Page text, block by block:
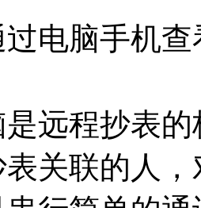
电脑手机
远程抄表
关联的人